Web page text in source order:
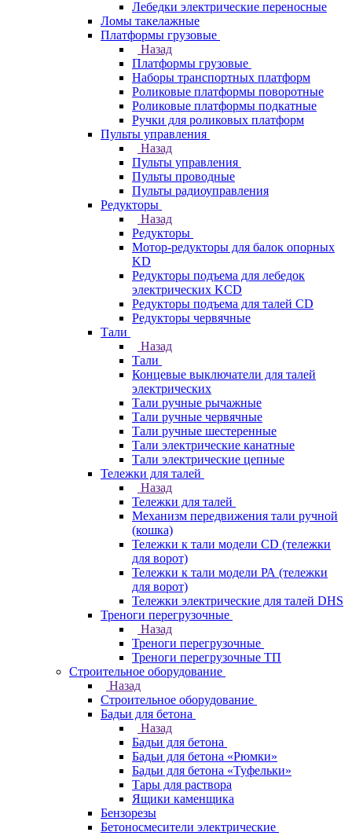
Лебедки электрические переносные
Ломы такелажные
Платформы грузовые
Назад
Платформы грузовые
Наборы транспортных платформ
Роликовые платформы поворотные
Роликовые платформы подкатные
Ручки для роликовых платформ
Пульты управления
Назад
Пульты управления
Пульты проводные
Пульты радиоуправления
Редукторы
Назад
Редукторы
Мотор-редукторы для балок опорных
KD
Редукторы подъема для лебедок
электрических KCD
Редукторы подъема для талей CD
Редукторы червячные
Тали
Назад
Тали
Концевые выключатели для талей
электрических
Тали ручные рычажные
Тали ручные червячные
Тали ручные шестеренные
Тали электрические канатные
Тали электрические цепные
Тележки для талей
Назад
Тележки для талей
Механизм передвижения тали ручной
(кошка)
Тележки к тали модели CD (тележки
для ворот)
Тележки к тали модели РА (тележки
для ворот)
Тележки электрические для талей DHS
Треноги перегрузочные
Назад
Треноги перегрузочные
Треноги перегрузочные ТП
Строительное оборудование
Назад
Строительное оборудование
Бадьи для бетона
Назад
Бадьи для бетона
Бадьи для бетона «Рюмки»
Бадьи для бетона «Туфельки»
Тары для раствора
Ящики каменщика
Бензорезы
Бетоносмесители электрические